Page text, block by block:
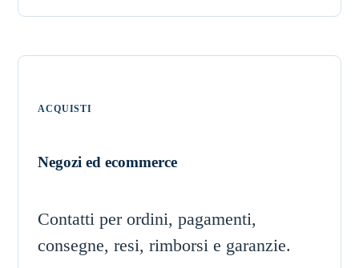
ACQUISTI
Negozi ed ecommerce
Contatti per ordini, pagamenti,
consegne, resi, rimborsi e garanzie.